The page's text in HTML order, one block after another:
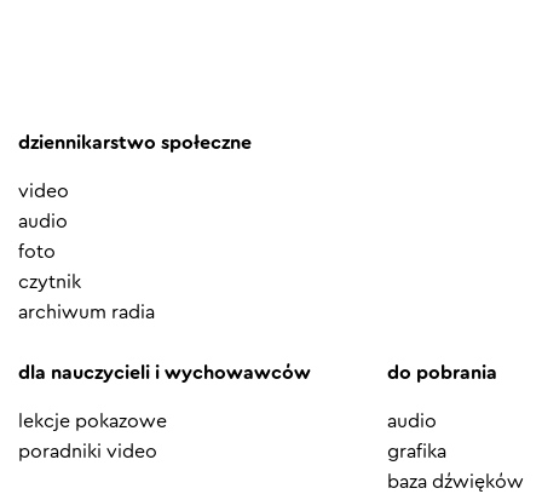
dziennikarstwo społeczne
video
audio
foto
czytnik
archiwum radia
dla nauczycieli i wychowawców
lekcje pokazowe
poradniki video
do pobrania
audio
grafika
baza dźwięków